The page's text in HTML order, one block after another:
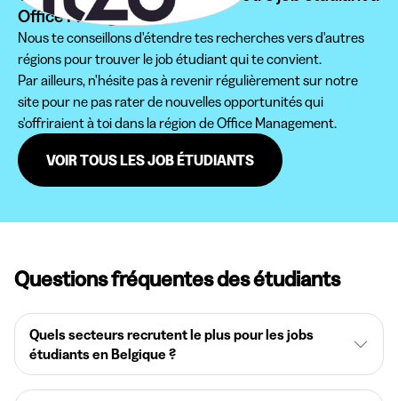
Office Management ?
Nous te conseillons d'étendre tes recherches vers d'autres
régions pour trouver le job étudiant qui te convient.
Par ailleurs, n'hésite pas à revenir régulièrement sur notre
site pour ne pas rater de nouvelles opportunités qui
s'offriraient à toi dans la région de Office Management.
VOIR TOUS LES JOB ÉTUDIANTS
Questions fréquentes des étudiants
Quels secteurs recrutent le plus pour les jobs
étudiants en Belgique ?